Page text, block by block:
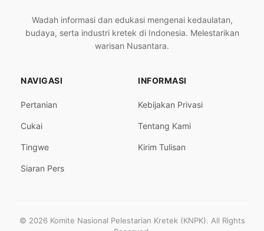
Wadah informasi dan edukasi mengenai kedaulatan,
budaya, serta industri kretek di Indonesia. Melestarikan
warisan Nusantara.
NAVIGASI
Pertanian
Cukai
Tingwe
Siaran Pers
INFORMASI
Kebijakan Privasi
Tentang Kami
Kirim Tulisan
© 2026 Komite Nasional Pelestarian Kretek (KNPK). All Rights